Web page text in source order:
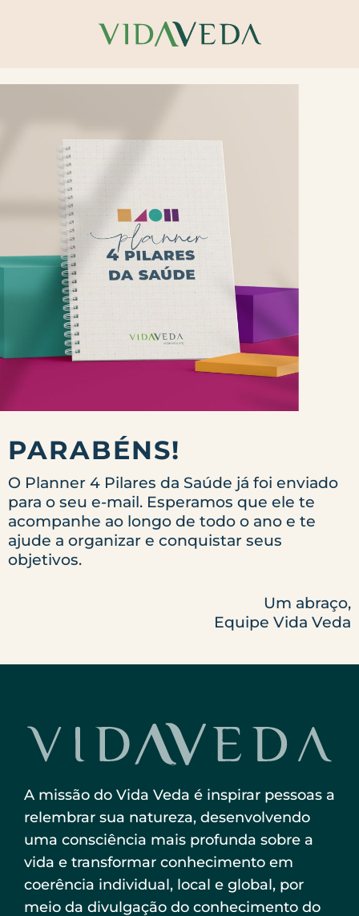
PARABÉNS!
O Planner 4 Pilares da Saúde já foi enviado
para o seu e-mail. Esperamos que ele te
acompanhe ao longo de todo o ano e te
ajude a organizar e conquistar seus
objetivos.
Um abraço,
Equipe Vida Veda
A missão do Vida Veda é inspirar pessoas a
relembrar sua natureza, desenvolvendo
uma consciência mais profunda sobre a
vida e transformar conhecimento em
coerência individual, local e global, por
meio da divulgação do conhecimento do